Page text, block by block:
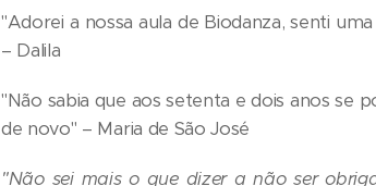
"Adorei a nossa aula de Biodanza, senti
– Dalila
"Não sabia que aos setenta e dois anos se
de novo" – Maria de São José
"Não sei mais o que dizer a não ser